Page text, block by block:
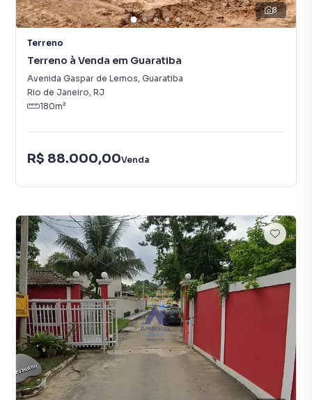
8
Terreno
Terreno à Venda em Guaratiba
Avenida Gaspar de Lemos, Guaratiba
Rio de Janeiro, RJ
180m²
R$ 88.000,00Venda